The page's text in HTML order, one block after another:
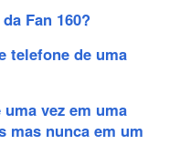
Fan 160?
telefone de uma
vez em uma
mas nunca em um